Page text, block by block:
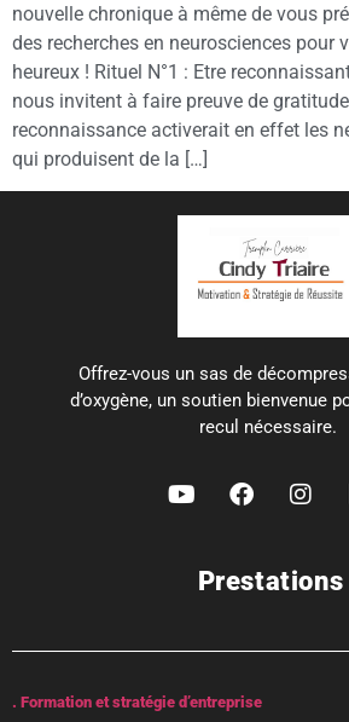
nouvelle chronique à même de vous
des recherches en neurosciences pour
heureux ! Rituel N°1 : Etre
nous invitent à faire preuve de
reconnaissance activerait en effet les
qui produisent de la […]
Offrez-vous un sas de
d’oxygène, un soutien bienvenue
recul nécessaire.
Prestations
. Formation et stratégie d’entreprise